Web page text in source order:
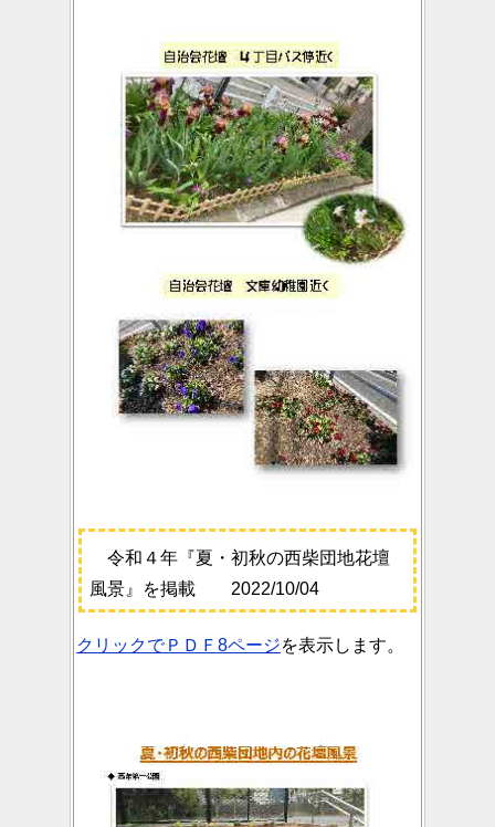
令和４年『夏・初秋の西柴団地花壇
風景』を掲載 2022/10/04
クリックでＰＤＦ8ページを表示します。